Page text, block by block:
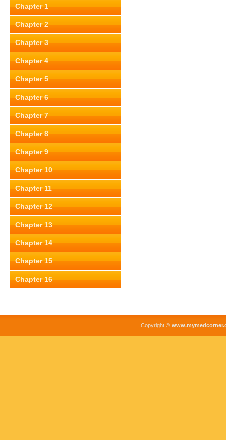
Chapter 1
Chapter 2
Chapter 3
Chapter 4
Chapter 5
Chapter 6
Chapter 7
Chapter 8
Chapter 9
Chapter 10
Chapter 11
Chapter 12
Chapter 13
Chapter 14
Chapter 15
Chapter 16
Copyright ©